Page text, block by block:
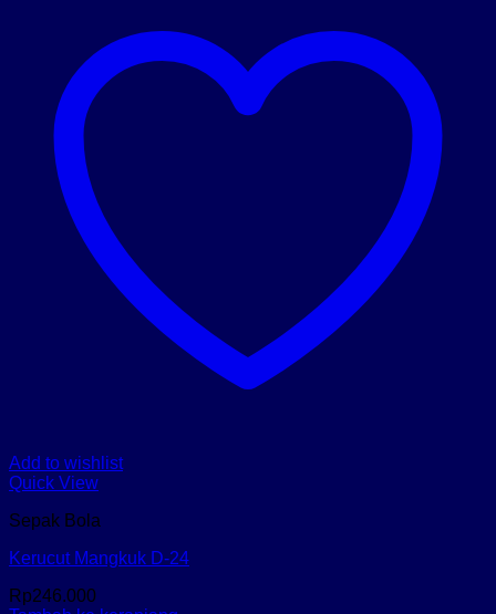
Add to wishlist
Quick View
Sepak Bola
Kerucut Mangkuk D-24
Rp246.000